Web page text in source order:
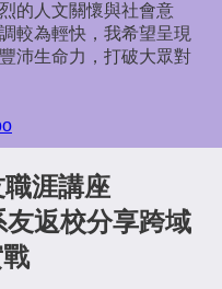
的人文關懷與社會意
較為輕快，我希望呈現
沛生命力，打破大眾對
涯講座
返校分享跨域